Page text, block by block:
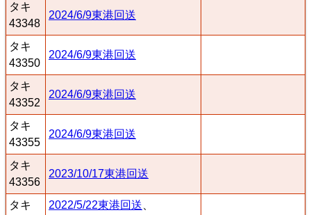
タキ
43348
2024/6/9東港回送
タキ
43350
2024/6/9東港回送
タキ
43352
2024/6/9東港回送
タキ
43355
2024/6/9東港回送
タキ
43356
2023/10/17東港回送
タキ
2022/5/22東港回送